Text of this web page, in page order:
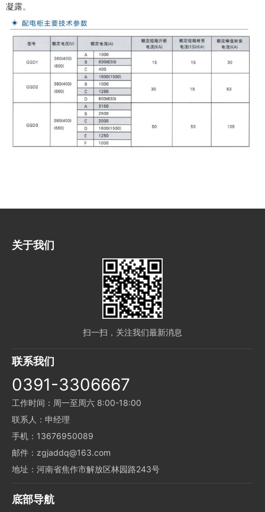
凝露。
关于我们
扫一扫，关注我们最新消息
联系我们
0391-3306667
工作时间：周一至周六 8:00-18:00
联系人：申经理
手机：13676950089
邮件：zgjaddq@163.com
地址：河南省焦作市解放区林园路243号
底部导航